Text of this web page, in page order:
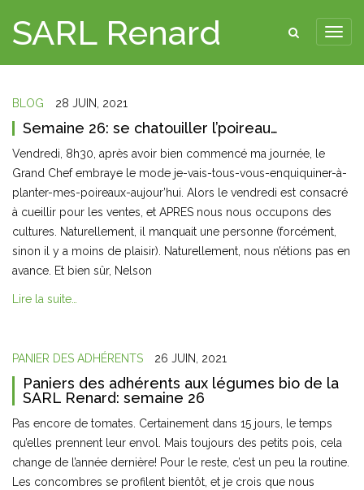
SARL Renard
BLOG 28 JUIN, 2021
Semaine 26: se chatouiller l’poireau…
Vendredi, 8h30, après avoir bien commencé ma journée, le
Grand Chef embraye le mode je-vais-tous-vous-enquiquiner-à-
planter-mes-poireaux-aujour’hui. Alors le vendredi est consacré
à cueillir pour les ventes, et APRES nous nous occupons des
cultures. Naturellement, il manquait une personne (forcément,
sinon il y a moins de plaisir). Naturellement, nous n’étions pas en
avance. Et bien sûr, Nelson
Lire la suite…
PANIER DES ADHÉRENTS 26 JUIN, 2021
Paniers des adhérents aux légumes bio de la
SARL Renard: semaine 26
Pas encore de tomates. Certainement dans 15 jours, le temps
qu’elles prennent leur envol. Mais toujours des petits pois, cela
change de l’année dernière! Pour le reste, c’est un peu la routine.
Les concombres se profilent bientôt, et je crois que nous